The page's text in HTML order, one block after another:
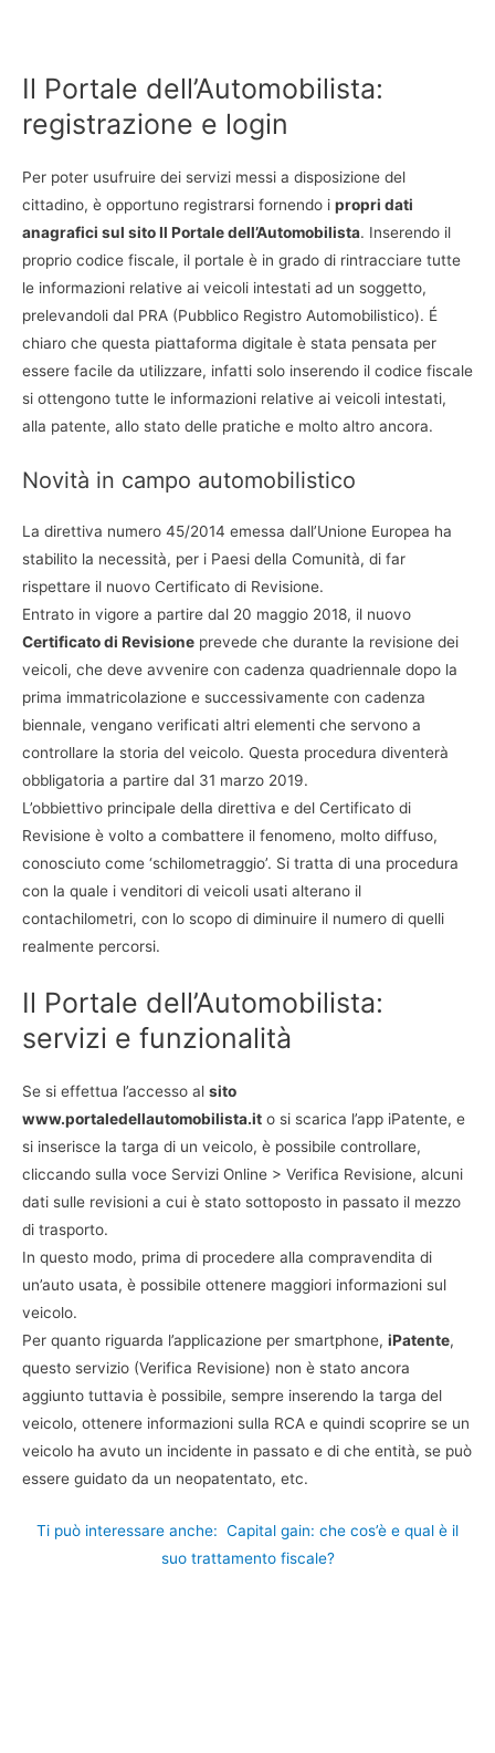
Il Portale dell’Automobilista:
registrazione e login
Per poter usufruire dei servizi messi a disposizione del
cittadino, è opportuno registrarsi fornendo i propri dati
anagrafici sul sito Il Portale dell’Automobilista. Inserendo il
proprio codice fiscale, il portale è in grado di rintracciare tutte
le informazioni relative ai veicoli intestati ad un soggetto,
prelevandoli dal PRA (Pubblico Registro Automobilistico). É
chiaro che questa piattaforma digitale è stata pensata per
essere facile da utilizzare, infatti solo inserendo il codice fiscale
si ottengono tutte le informazioni relative ai veicoli intestati,
alla patente, allo stato delle pratiche e molto altro ancora.
Novità in campo automobilistico
La direttiva numero 45/2014 emessa dall’Unione Europea ha
stabilito la necessità, per i Paesi della Comunità, di far
rispettare il nuovo Certificato di Revisione.
Entrato in vigore a partire dal 20 maggio 2018, il nuovo
Certificato di Revisione prevede che durante la revisione dei
veicoli, che deve avvenire con cadenza quadriennale dopo la
prima immatricolazione e successivamente con cadenza
biennale, vengano verificati altri elementi che servono a
controllare la storia del veicolo. Questa procedura diventerà
obbligatoria a partire dal 31 marzo 2019.
L’obbiettivo principale della direttiva e del Certificato di
Revisione è volto a combattere il fenomeno, molto diffuso,
conosciuto come ‘schilometraggio’. Si tratta di una procedura
con la quale i venditori di veicoli usati alterano il
contachilometri, con lo scopo di diminuire il numero di quelli
realmente percorsi.
Il Portale dell’Automobilista:
servizi e funzionalità
Se si effettua l’accesso al sito
www.portaledellautomobilista.it o si scarica l’app iPatente, e
si inserisce la targa di un veicolo, è possibile controllare,
cliccando sulla voce Servizi Online > Verifica Revisione, alcuni
dati sulle revisioni a cui è stato sottoposto in passato il mezzo
di trasporto.
In questo modo, prima di procedere alla compravendita di
un’auto usata, è possibile ottenere maggiori informazioni sul
veicolo.
Per quanto riguarda l’applicazione per smartphone, iPatente,
questo servizio (Verifica Revisione) non è stato ancora
aggiunto tuttavia è possibile, sempre inserendo la targa del
veicolo, ottenere informazioni sulla RCA e quindi scoprire se un
veicolo ha avuto un incidente in passato e di che entità, se può
essere guidato da un neopatentato, etc.
Ti può interessare anche: Capital gain: che cos’è e qual è il
suo trattamento fiscale?